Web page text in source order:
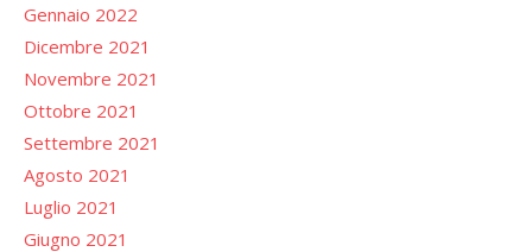
Gennaio 2022
Dicembre 2021
Novembre 2021
Ottobre 2021
Settembre 2021
Agosto 2021
Luglio 2021
Giugno 2021